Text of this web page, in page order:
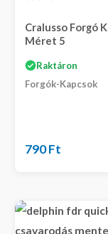
Cralusso Forgó
Méret 5
Raktáron
Forgók-Kapcsok
790Ft